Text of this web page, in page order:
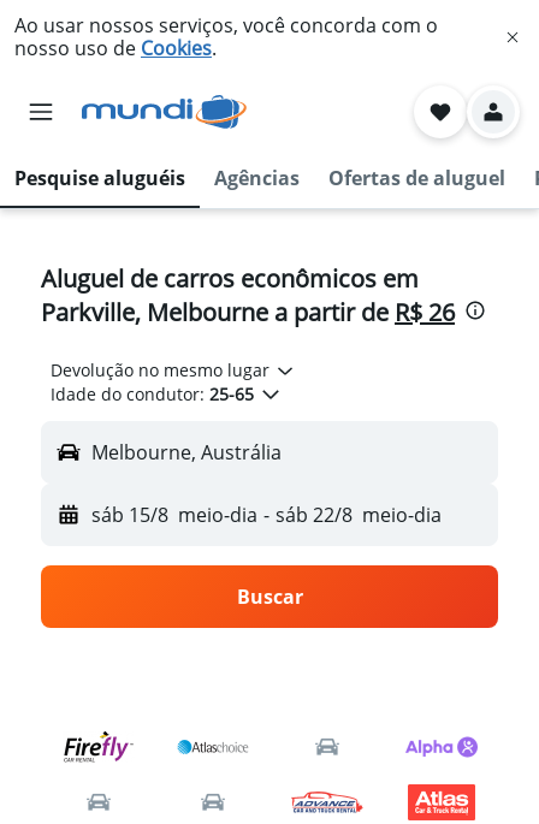
Ao usar nossos serviços, você concorda com o
nosso uso de Cookies.
Pesquise aluguéis Agências Ofertas de aluguel
Aluguel de carros econômicos em
Parkville, Melbourne a partir de R$ 26
Devolução no mesmo lugar
Idade do condutor: 25-65
Melbourne, Austrália
sáb 15/8 meio-dia - sáb 22/8 meio-dia
Buscar